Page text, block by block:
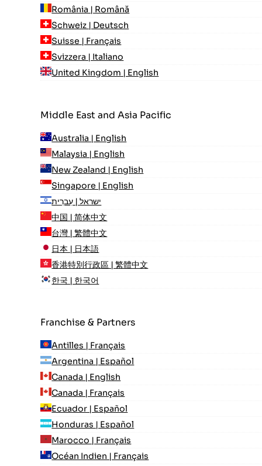
România | Română
Schweiz | Deutsch
Suisse | Français
Svizzera | Italiano
United Kingdom | English
Middle East and Asia Pacific
Australia | English
Malaysia | English
New Zealand | English
Singapore | English
ישראל | עִברִית
中国 | 简体中文
台灣 | 繁體中文
日本 | 日本語
香港特別行政區 | 繁體中文
한국 | 한국어
Franchise & Partners
Antilles | Français
Argentina | Español
Canada | English
Canada | Français
Ecuador | Español
Honduras | Español
Marocco | Français
Océan Indien | Français